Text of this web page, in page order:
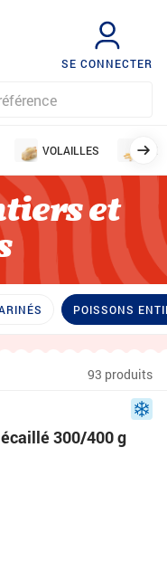
SE CONNECTER
VOLAILLES
et
POISSONS
93 produits
300/400 g